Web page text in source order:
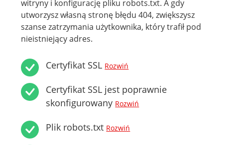
witryny i konfigurację pliku robots.txt. A gdy
utworzysz własną stronę błędu 404, zwiększysz
szanse zatrzymania użytkownika, który trafił pod
nieistniejący adres.
Certyfikat SSL Rozwiń
Certyfikat SSL jest poprawnie
skonfigurowany Rozwiń
Plik robots.txt Rozwiń